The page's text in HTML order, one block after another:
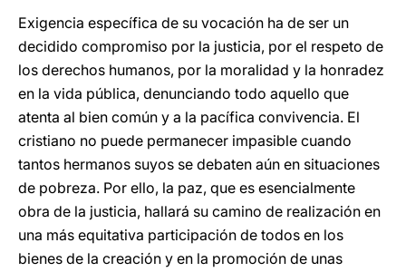
Exigencia específica de su vocación ha de ser un
decidido compromiso por la justicia, por el respeto de
los derechos humanos, por la moralidad y la honradez
en la vida pública, denunciando todo aquello que
atenta al bien común y a la pacífica convivencia. El
cristiano no puede permanecer impasible cuando
tantos hermanos suyos se debaten aún en situaciones
de pobreza. Por ello, la paz, que es esencialmente
obra de la justicia, hallará su camino de realización en
una más equitativa participación de todos en los
bienes de la creación y en la promoción de unas